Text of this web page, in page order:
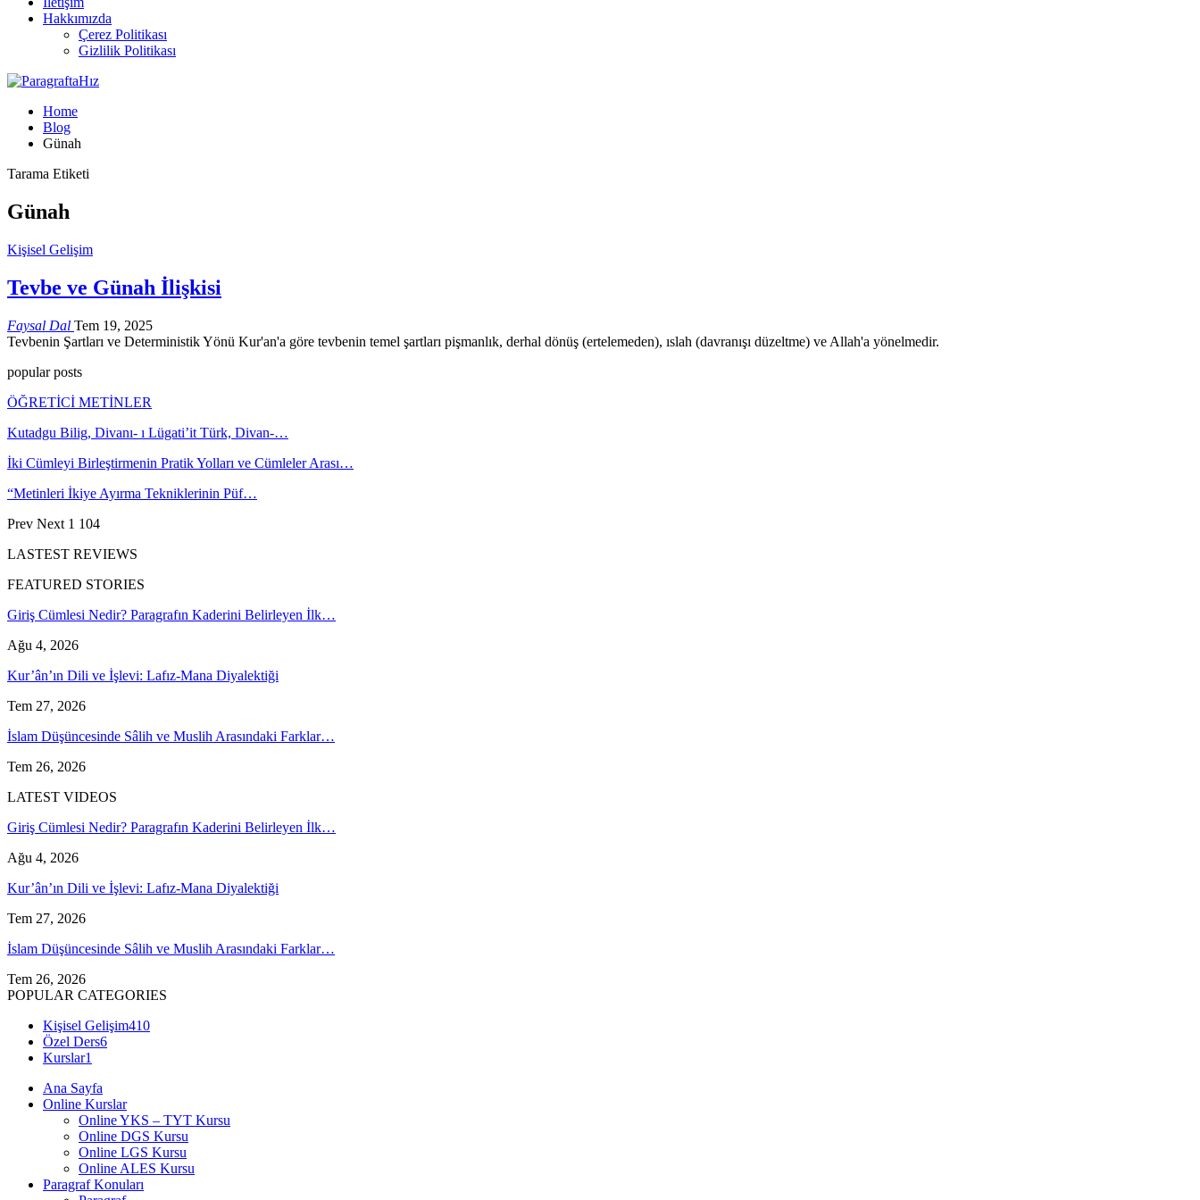
Hakkımızda
Çerez Politikası
Gizlilik Politikası
Home
Blog
Günah
Tarama Etiketi
Günah
Kişisel Gelişim
Tevbe ve Günah İlişkisi
Faysal Dal Tem 19, 2025
Tevbenin Şartları ve Deterministik Yönü Kur'an'a göre tevbenin temel şartları pişmanlık, derhal dönüş (ertelemeden), ıslah (davranışı düzeltme) ve Allah'a yönelmedir.
popular posts
ÖĞRETİCİ METİNLER
Kutadgu Bilig, Divanı- ı Lügati’it Türk, Divan-…
İki Cümleyi Birleştirmenin Pratik Yolları ve Cümleler Arası…
“Metinleri İkiye Ayırma Tekniklerinin Püf…
Prev Next 1 104
LASTEST REVIEWS
FEATURED STORIES
Giriş Cümlesi Nedir? Paragrafın Kaderini Belirleyen İlk…
Ağu 4, 2026
Kur’ân’ın Dili ve İşlevi: Lafız-Mana Diyalektiği
Tem 27, 2026
İslam Düşüncesinde Sâlih ve Muslih Arasındaki Farklar…
Tem 26, 2026
LATEST VIDEOS
Giriş Cümlesi Nedir? Paragrafın Kaderini Belirleyen İlk…
Ağu 4, 2026
Kur’ân’ın Dili ve İşlevi: Lafız-Mana Diyalektiği
Tem 27, 2026
İslam Düşüncesinde Sâlih ve Muslih Arasındaki Farklar…
Tem 26, 2026
POPULAR CATEGORIES
Kişisel Gelişim410
Özel Ders6
Kurslar1
Ana Sayfa
Online Kurslar
Online YKS – TYT Kursu
Online DGS Kursu
Online LGS Kursu
Online ALES Kursu
Paragraf Konuları